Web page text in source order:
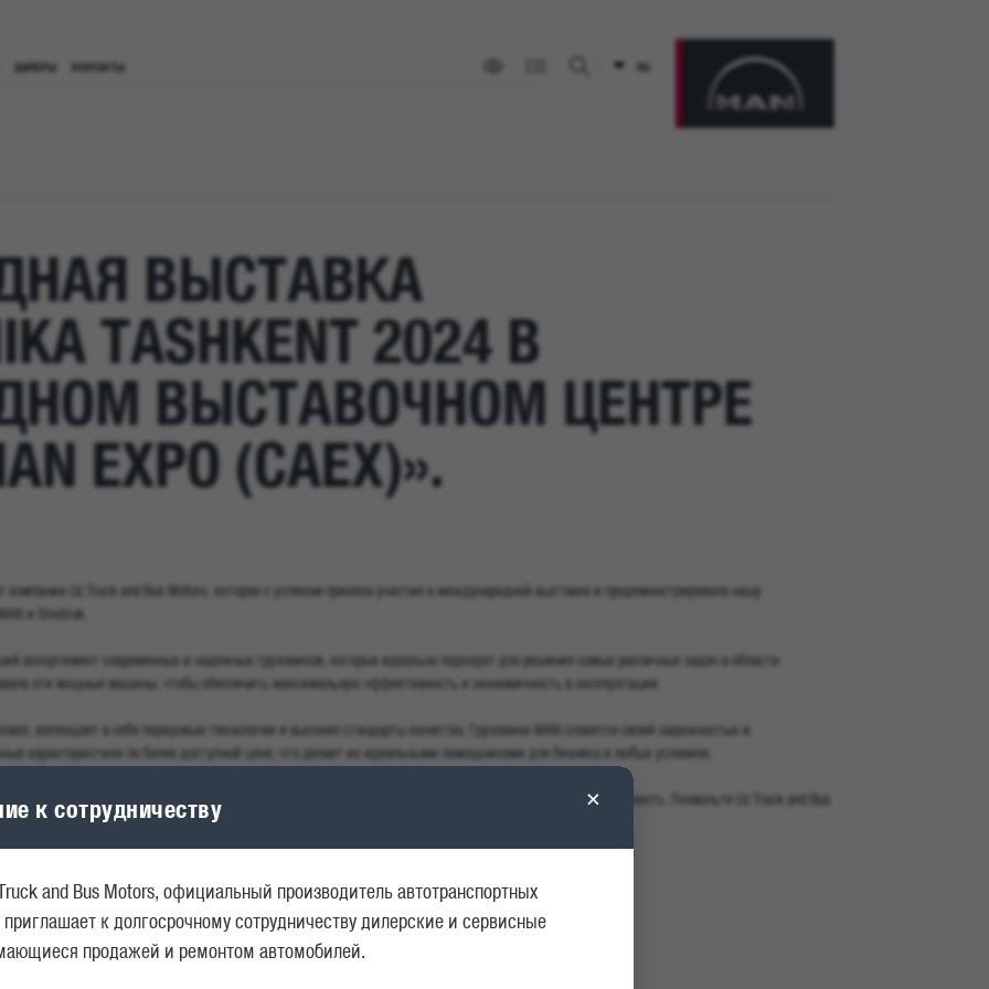
ДИЛЕРЫ КОНТАКТЫ RU
ВЫСТАВКА
TASHKENT 2024 В
ВЫСТАВОЧНОМ ЦЕНТРЕ
EXPO (CAEX)».
Uz Truck and Bus Motors, которая с успехом приняла участие в международной выставке и продемонстрировала нашу
и Sinotruk.
ассортимент современных и надежных грузовиков, которые идеально подходят для решения самых различных задач в области
эти мощные машины, чтобы обеспечить максимальную эффективность и экономичность в эксплуатации.
воплощает в себе передовые технологии и высокие стандарты качества. Грузовики MAN славятся своей надежностью и
характеристики по более доступной цене, что делает их идеальными помощниками для бизнеса в любых условиях.
для перевозчиков и предприятий, обеспечивая бесперебойную работу и высокую производительность. Позвольте Uz Track and Bus
и современных решений в грузоперевозках.
к сотрудничеству ×
and Bus Motors, официальный производитель автотранспортных
к долгосрочному сотрудничеству дилерские и сервисные
продажей и ремонтом автомобилей.